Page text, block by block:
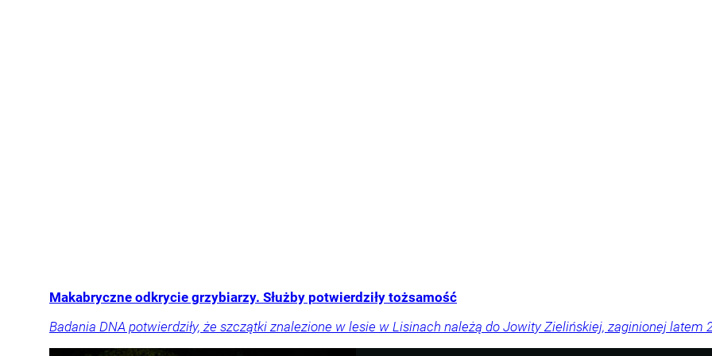
Makabryczne odkrycie grzybiarzy. Służby potwierdziły tożsamość
Badania DNA potwierdziły, że szczątki znalezione w lesie w Lisinach należą do Jowity Zielińskiej, zaginionej latem